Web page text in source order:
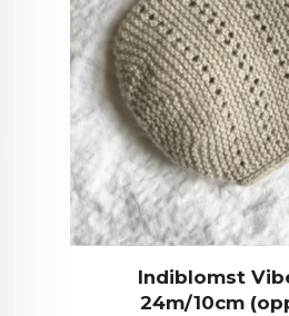
Indiblomst
24m/10cm